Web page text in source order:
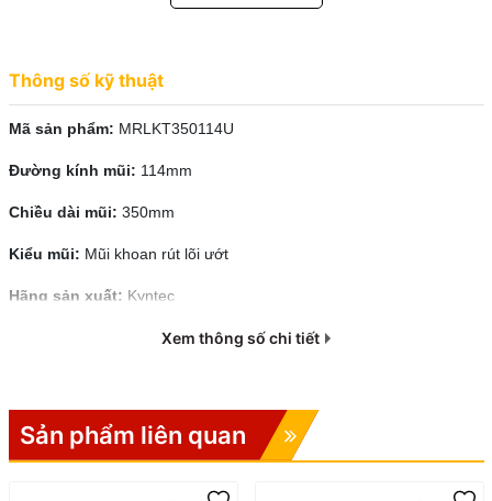
2. Đặc Điểm Nổi Bật
2.1. Công nghệ khoan ướt – sạch và an toàn
Thông số kỹ thuật
Mã sản phẩm: MRLKT350114U
Đường kính mũi: 114mm
Chiều dài mũi: 350mm
Kiểu mũi: Mũi khoan rút lõi ướt
Hãng sản xuất: Kyntec
Xem thông số chi tiết
Sản phẩm liên quan